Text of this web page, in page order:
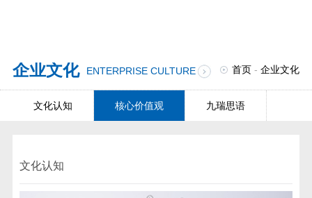
企业文化 ENTERPRISE CULTURE 首页 -企业文化
文化认知 核心价值观 九瑞思语
文化认知